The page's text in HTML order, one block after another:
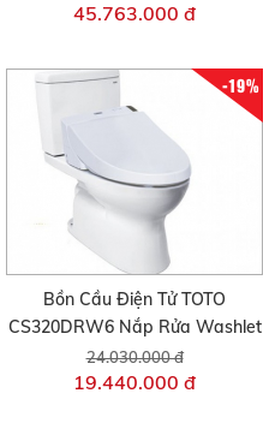
45.763.000 đ
-19%
Bồn Cầu Điện Tử TOTO
CS320DRW6 Nắp Rửa Washlet
24.030.000 đ
19.440.000 đ